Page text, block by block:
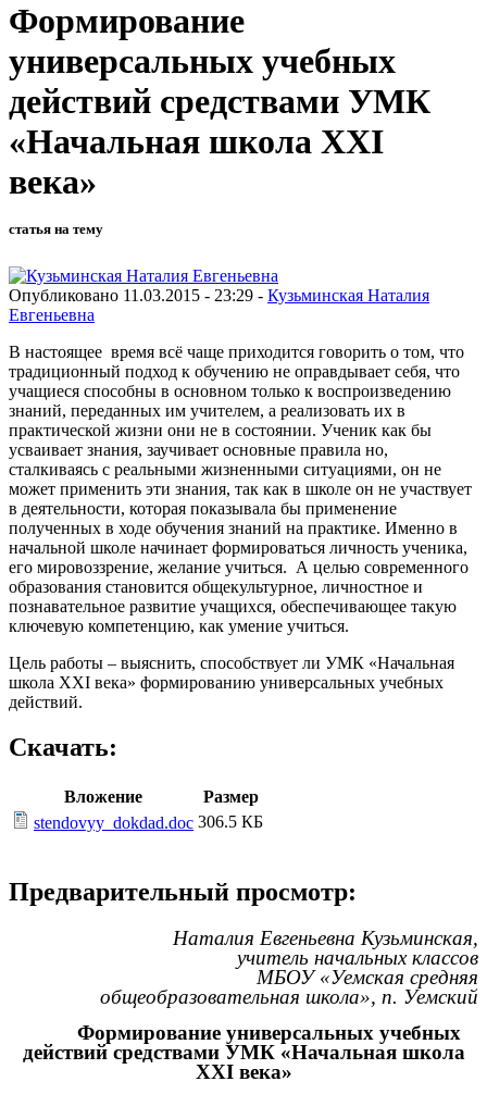
Формирование
универсальных учебных
действий средствами УМК
«Начальная школа XXI
века»
статья на тему
Опубликовано 11.03.2015 - 23:29 - Кузьминская Наталия
Евгеньевна
В настоящее время всё чаще приходится говорить о том, что
традиционный подход к обучению не оправдывает себя, что
учащиеся способны в основном только к воспроизведению
знаний, переданных им учителем, а реализовать их в
практической жизни они не в состоянии. Ученик как бы
усваивает знания, заучивает основные правила но,
сталкиваясь с реальными жизненными ситуациями, он не
может применить эти знания, так как в школе он не участвует
в деятельности, которая показывала бы применение
полученных в ходе обучения знаний на практике. Именно в
начальной школе начинает формироваться личность ученика,
его мировоззрение, желание учиться. А целью современного
образования становится общекультурное, личностное и
познавательное развитие учащихся, обеспечивающее такую
ключевую компетенцию, как умение учиться.
Цель работы – выяснить, способствует ли УМК «Начальная
школа XXI века» формированию универсальных учебных
действий.
Скачать:
Вложение
Размер
stendovyy_dokdad.doc 306.5 КБ
Предварительный просмотр:
Наталия Евгеньевна Кузьминская,
учитель начальных классов
МБОУ «Уемская средняя
общеобразовательная школа», п. Уемский
Формирование универсальных учебных
действий средствами УМК «Начальная школа
XXI века»